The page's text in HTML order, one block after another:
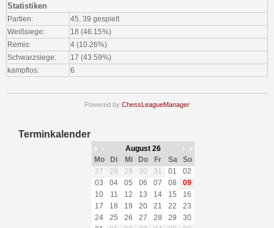
Statistiken
Partien:
45, 39 gespielt
Weißsiege:
18 (46.15%)
Remis:
4 (10.26%)
Schwarzsiege:
17 (43.59%)
kampflos:
6
Powered by ChessLeagueManager
Terminkalender
« ‹ August 26 ›
»
Mo
Di Mi Do Fr Sa
So
27
28 29 30 31 01
02
03
04 05 06 07 08
09
10
11 12 13 14 15
16
17
18 19 20 21 22
23
24
25 26 27 28 29
30